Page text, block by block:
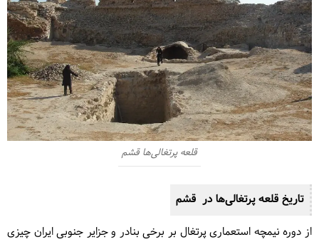
قلعه پرتغالی‌ها قشم
تاریخ قلعه پرتغالی‌ها در قشم
از دوره نیمچه استعماری پرتغال بر برخی بنادر و جزایر جنوبی ایران چیزی